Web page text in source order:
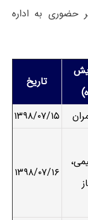
حضوری به اداره
تاریخ
۱۳۹۸/۰۷/۱۵
۱۳۹۸/۰۷/۱۶